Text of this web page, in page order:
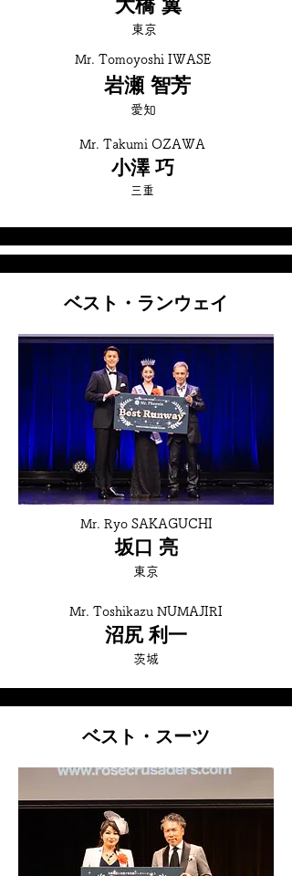
大橋 翼
東京
Mr. Takumi OZAWA
小澤 巧
三重
Mr. Tomoyoshi IWASE
岩瀬 智芳
愛知
ベスト・ランウェイ
Mr. Ryo SAKAGUCHI
坂口 亮
東京
Mr. Toshikazu NUMAJIRI
沼尻 利一
茨城
ベスト・スーツ